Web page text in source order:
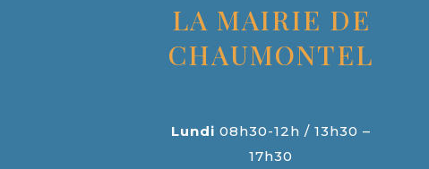
LA MAIRIE DE
CHAUMONTEL
Lundi 08h30-12h / 13h30 –
17h30